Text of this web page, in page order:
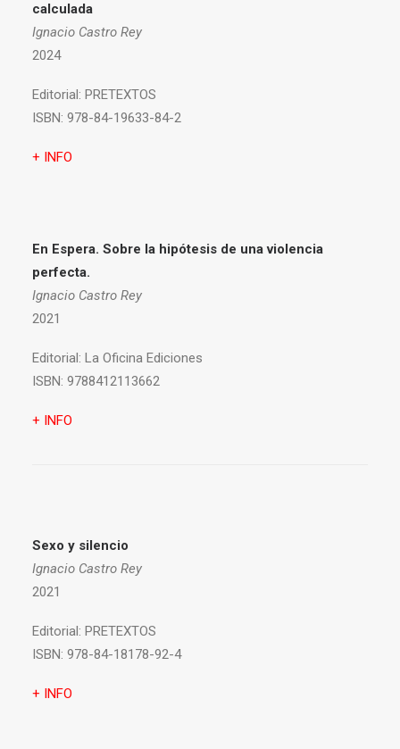
calculada
Ignacio Castro Rey
2024
Editorial: PRETEXTOS
ISBN: 978-84-19633-84-2
+ INFO
En Espera. Sobre la hipótesis de una violencia
perfecta.
Ignacio Castro Rey
2021
Editorial: La Oficina Ediciones
ISBN: 9788412113662
+ INFO
Sexo y silencio
Ignacio Castro Rey
2021
Editorial: PRETEXTOS
ISBN: 978-84-18178-92-4
+ INFO